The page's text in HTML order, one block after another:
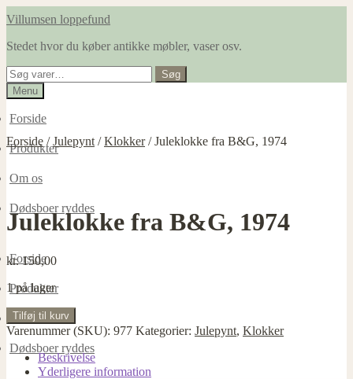
Spring
navigation
Spring
indhold
Villumsen loppefund
Stedet hvor du køber antikke møbler, vaser osv.
Søg
efter:
Søg
Menu
Forside
Produkter
Om os
Dødsboer ryddes
Forside
Produkter
Om os
Dødsboer ryddes
Forside /Julepynt /Klokker/Juleklokke fra B&G, 1974
Juleklokke fra B&G, 1974
kr.150,00
1 på lager
Juleklokke
fra
B&G,
1974
antal
Tilføj til kurv
Varenummer (SKU): 977 Kategorier: Julepynt, Klokker
Beskrivelse
Yderligere information